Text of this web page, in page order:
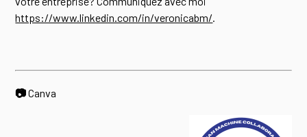
https://www.linkedin.com/in/veronicabm/.
📷Canva